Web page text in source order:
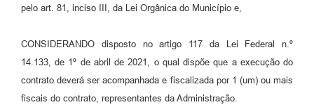
Agenda
Diário Oficial
pelo art. 81, inciso III, da Lei Orgânica do Município e,
CONSIDERANDO disposto no artigo 117 da Lei Federal n.º
14.133, de 1º de abril de 2021, o qual dispõe que a execução do
contrato deverá ser acompanhada e fiscalizada por 1 (um) ou mais
fiscais do contrato, representantes da Administração.